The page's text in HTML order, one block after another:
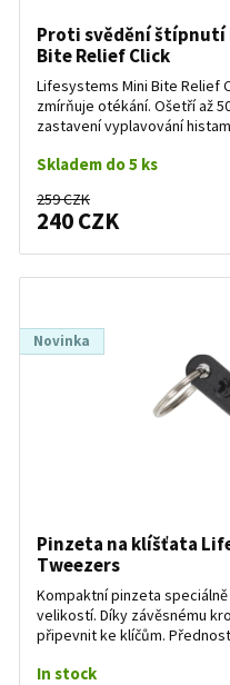
Proti svědění štípnutí
Bite Relief Click
Lifesystems Mini Bite Relief
zmírňuje otékání. Ošetří až
zastavení vyplavování
Skladem do 5 ks
259 CZK
240 CZK
Novinka
Pinzeta na klíšťata
Tweezers
Kompaktní pinzeta
velikostí. Díky závěsnému
připevnit ke klíčům.
In stock